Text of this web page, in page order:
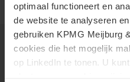
optimaal functioneert en
de website te analyseren
gebruiken KPMG Meijburg
cookies die het mogelijk
op LinkedIn te tonen. U
Thema's